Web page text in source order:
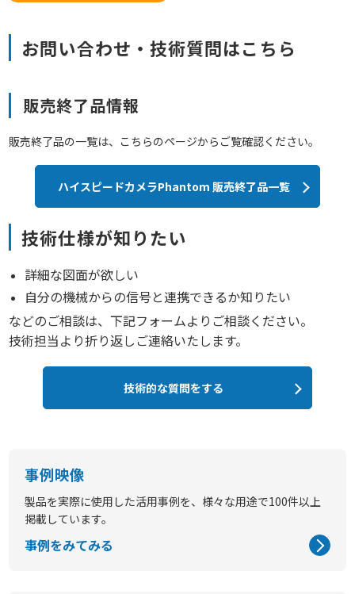
お問い合わせ・技術質問はこちら
販売終了品情報
販売終了品の一覧は、こちらのページからご覧確認ください。
ハイスピードカメラPhantom 販売終了品一覧
技術仕様が知りたい
詳細な図面が欲しい
自分の機械からの信号と連携できるか知りたい
などのご相談は、下記フォームよりご相談ください。
技術担当より折り返しご連絡いたします。
技術的な質問をする
事例映像
製品を実際に使用した活用事例を、様々な用途で100件以上
掲載しています。
事例をみてみる